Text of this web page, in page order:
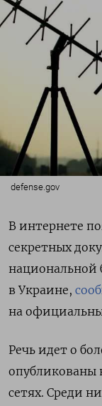
defense.gov
В интернете
секретных
национальной
в Украине,
на
Речь идет о
опубликованы
сетях. Среди